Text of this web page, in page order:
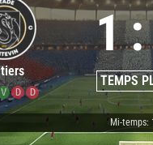
V D D
1:
TEMPS
Mi-temps: